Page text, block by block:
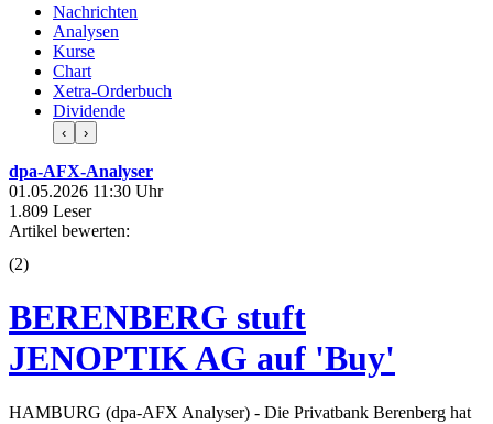
Nachrichten
Analysen
Kurse
Chart
Xetra-Orderbuch
Dividende
‹ ›
dpa-AFX-Analyser
01.05.2026 11:30 Uhr
1.809 Leser
Artikel bewerten:
(2)
BERENBERG stuft
JENOPTIK AG auf 'Buy'
HAMBURG (dpa-AFX Analyser) - Die Privatbank Berenberg hat